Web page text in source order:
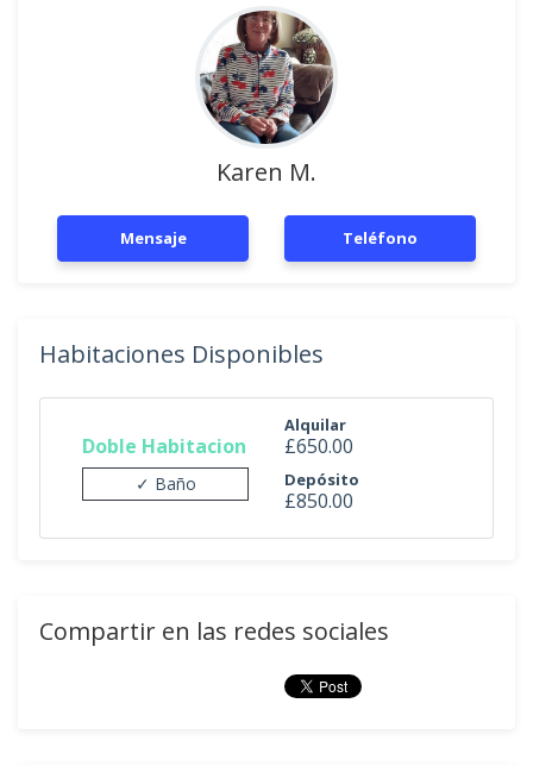
Karen M.
Mensaje Teléfono
Habitaciones Disponibles
Doble Habitacion
✓ Baño
Alquilar
£650.00
Depósito
£850.00
Compartir en las redes sociales